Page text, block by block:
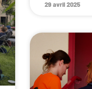
29 avril 2025